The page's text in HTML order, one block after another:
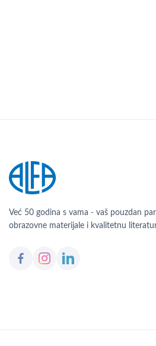
Već 50 godina s vama - vaš pouzdan
obrazovne materijale i kvalitetnu